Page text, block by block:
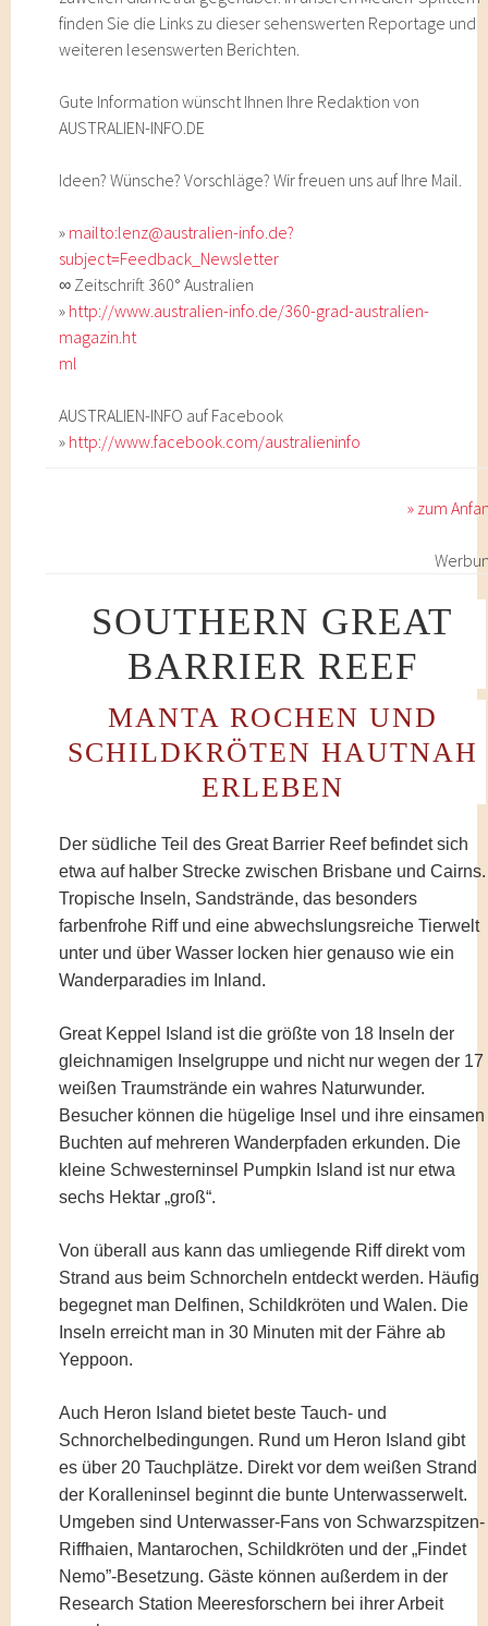
finden Sie die Links zu dieser sehenswerten Reportage und
weiteren lesenswerten Berichten.
Gute Information wünscht Ihnen Ihre Redaktion von
AUSTRALIEN-INFO.DE
Ideen? Wünsche? Vorschläge? Wir freuen uns auf Ihre Mail.
» mailto:lenz@australien-info.de?
subject=Feedback_Newsletter
∞ Zeitschrift 360° Australien
» http://www.australien-info.de/360-grad-australien-
magazin.ht
ml
AUSTRALIEN-INFO auf Facebook
» http://www.facebook.com/australieninfo
» zum
SOUTHERN GREAT
BARRIER REEF
MANTA ROCHEN UND
SCHILDKRÖTEN HAUTNAH
ERLEBEN
Der südliche Teil des Great Barrier Reef befindet sich
etwa auf halber Strecke zwischen Brisbane und Cairns.
Tropische Inseln, Sandstrände, das besonders
farbenfrohe Riff und eine abwechslungsreiche Tierwelt
unter und über Wasser locken hier genauso wie ein
Wanderparadies im Inland.
Great Keppel Island ist die größte von 18 Inseln der
gleichnamigen Inselgruppe und nicht nur wegen der 17
weißen Traumstrände ein wahres Naturwunder.
Besucher können die hügelige Insel und ihre einsamen
Buchten auf mehreren Wanderpfaden erkunden. Die
kleine Schwesterninsel Pumpkin Island ist nur etwa
sechs Hektar „groß“.
Von überall aus kann das umliegende Riff direkt vom
Strand aus beim Schnorcheln entdeckt werden. Häufig
begegnet man Delfinen, Schildkröten und Walen. Die
Inseln erreicht man in 30 Minuten mit der Fähre ab
Yeppoon.
Auch Heron Island bietet beste Tauch- und
Schnorchelbedingungen. Rund um Heron Island gibt
es über 20 Tauchplätze. Direkt vor dem weißen Strand
der Koralleninsel beginnt die bunte Unterwasserwelt.
Umgeben sind Unterwasser-Fans von Schwarzspitzen-
Riffhaien, Mantarochen, Schildkröten und der „Findet
Nemo”-Besetzung. Gäste können außerdem in der
Research Station Meeresforschern bei ihrer Arbeit